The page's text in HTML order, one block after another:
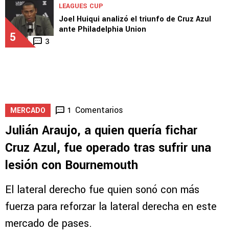
5 3
LEAGUES CUP
Joel Huiqui analizó el triunfo de Cruz Azul
ante Philadelphia Union
MERCADO 1 Comentarios
Julián Araujo, a quien quería fichar
Cruz Azul, fue operado tras sufrir una
lesión con Bournemouth
El lateral derecho fue quien sonó con más
fuerza para reforzar la lateral derecha en este
mercado de pases.